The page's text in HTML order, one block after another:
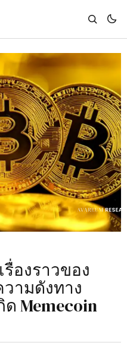
องราวของ
วามดังทาง
Memecoin